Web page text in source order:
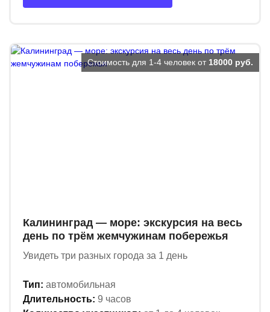
Калининград — море: экскурсия на весь
день по трём жемчужинам побережья
Увидеть три разных города за 1 день
Тип: автомобильная
Длительность: 9 часов
Стоимость для 1-4 человек от 18000 руб.